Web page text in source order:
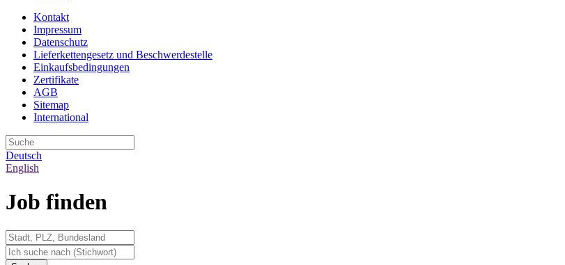
Kontakt
Impressum
Datenschutz
Lieferkettengesetz und Beschwerdestelle
Einkaufsbedingungen
Zertifikate
AGB
Sitemap
International
Deutsch
English
Job finden